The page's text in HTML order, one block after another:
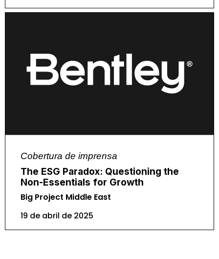
Cobertura de imprensa
The ESG Paradox: Questioning the
Non-Essentials for Growth
Big Project Middle East
19 de abril de 2025